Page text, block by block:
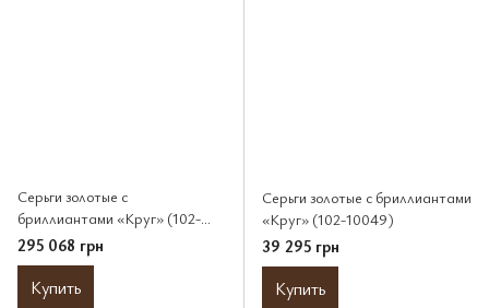
Серьги золотые с
бриллиантами «Круг» (102-
10151(4.7))
295 068 грн
Купить
Серьги золотые с бриллиантами
«Круг» (102-10049)
39 295 грн
Купить